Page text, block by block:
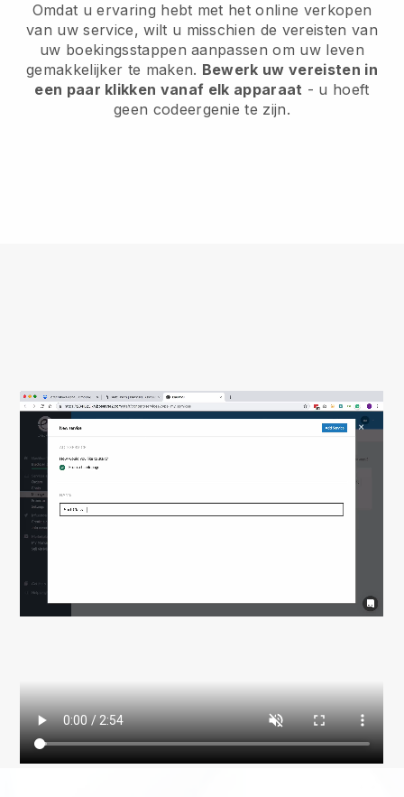
Omdat u ervaring hebt met het online verkopen
van uw service, wilt u misschien de vereisten van
uw boekingsstappen aanpassen om uw leven
gemakkelijker te maken. Bewerk uw vereisten in
een paar klikken vanaf elk apparaat - u hoeft
geen codeergenie te zijn.